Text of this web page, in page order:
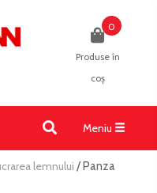
0
Produse în
coș
Meniu Toggle
lemnului / Panza